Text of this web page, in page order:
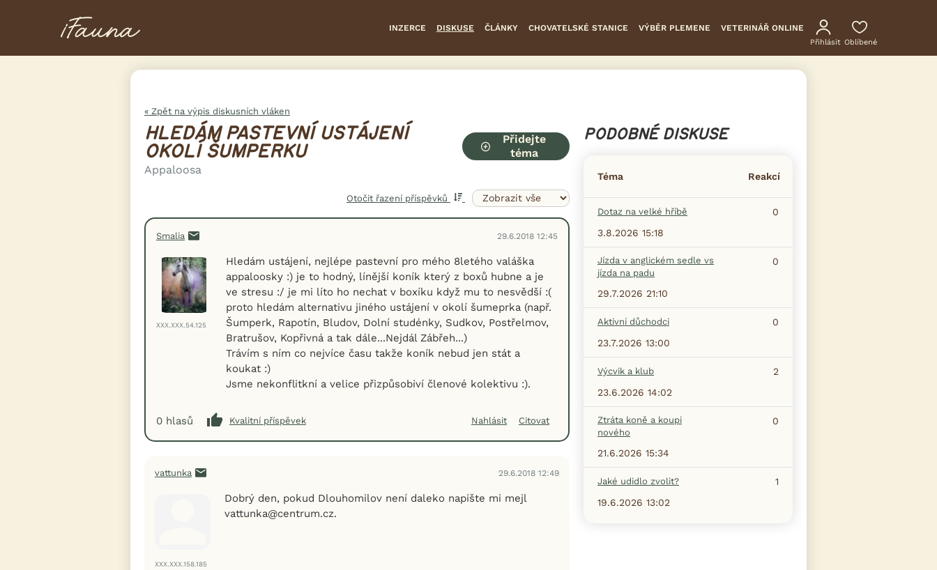
INZERCE DISKUSE ČLÁNKY CHOVATELSKÉ STANICE VÝBĚR PLEMENE VETERINÁŘ ONLINE
Přihlásit Oblíbené
« Zpět na výpis diskusních vláken
HLEDÁM PASTEVNÍ USTÁJENÍ
OKOLÍ ŠUMPERKU
Appaloosa
Přidejte
téma
Otočit řazení příspěvků
Smalia 29.6.2018 12:45
XXX.XXX.54.125
Hledám ustájení, nejlépe pastevní pro mého 8letého valáška
appaloosky :) je to hodný, línější koník který z boxů hubne a je
ve stresu :/ je mi líto ho nechat v boxíku když mu to nesvědší :(
proto hledám alternativu jiného ustájení v okolí šumeprka (např.
Šumperk, Rapotín, Bludov, Dolní studénky, Sudkov, Postřelmov,
Bratrušov, Kopřivná a tak dále...Nejdál Zábřeh...)
Trávím s ním co nejvíce času takže koník nebud jen stát a
koukat :)
Jsme nekonflitkní a velice přizpůsobiví členové kolektivu :).
0 hlasů Kvalitní příspěvek Nahlásit Citovat
vattunka 29.6.2018 12:49
XXX.XXX.158.185
Dobrý den, pokud Dlouhomilov není daleko napište mi mejl
vattunka@centrum.cz.
PODOBNÉ DISKUSE
Téma Reakcí
Dotaz na velké hříbě
0
3.8.2026 15:18
Jízda v anglickém sedle vs
jízda na padu
0
29.7.2026 21:10
Aktivní důchodci
0
23.7.2026 13:00
Výcvik a klub
2
23.6.2026 14:02
Ztráta koně a koupi
nového
0
21.6.2026 15:34
Jaké udidlo zvolit?
1
19.6.2026 13:02